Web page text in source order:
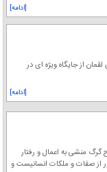
[ادامه]
از جایگاه ویژه ای در
[ادامه]
منشی به اعمال و رفتار
از صفات و ملکات انسانیست و